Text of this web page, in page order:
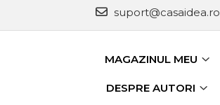
suport@casaidea.ro
MAGAZINUL MEU
DESPRE AUTORI